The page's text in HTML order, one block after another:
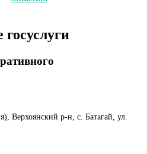
Верхоянский р-н, с. Батагай, ул.